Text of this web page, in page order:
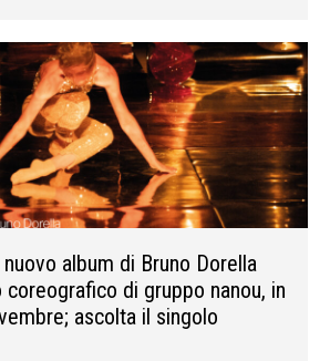
nuovo album di Bruno Dorella
di gruppo nanou, in
ascolta il singolo